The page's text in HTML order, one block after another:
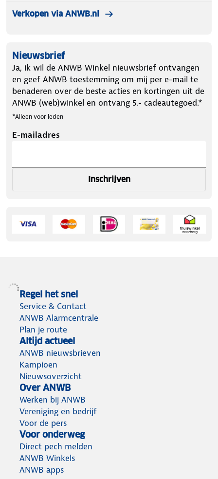
Verkopen via ANWB.nl
Nieuwsbrief
Ja, ik wil de ANWB Winkel nieuwsbrief ontvangen
en geef ANWB toestemming om mij per e-mail te
benaderen over de beste acties en kortingen uit de
ANWB (web)winkel en ontvang 5.- cadeautegoed.*
*Alleen voor leden
E-mailadres
Inschrijven
Regel het snel
Service & Contact
ANWB Alarmcentrale
Plan je route
Altijd actueel
ANWB nieuwsbrieven
Kampioen
Nieuwsoverzicht
Over ANWB
Werken bij ANWB
Vereniging en bedrijf
Voor de pers
Voor onderweg
Direct pech melden
ANWB Winkels
ANWB apps